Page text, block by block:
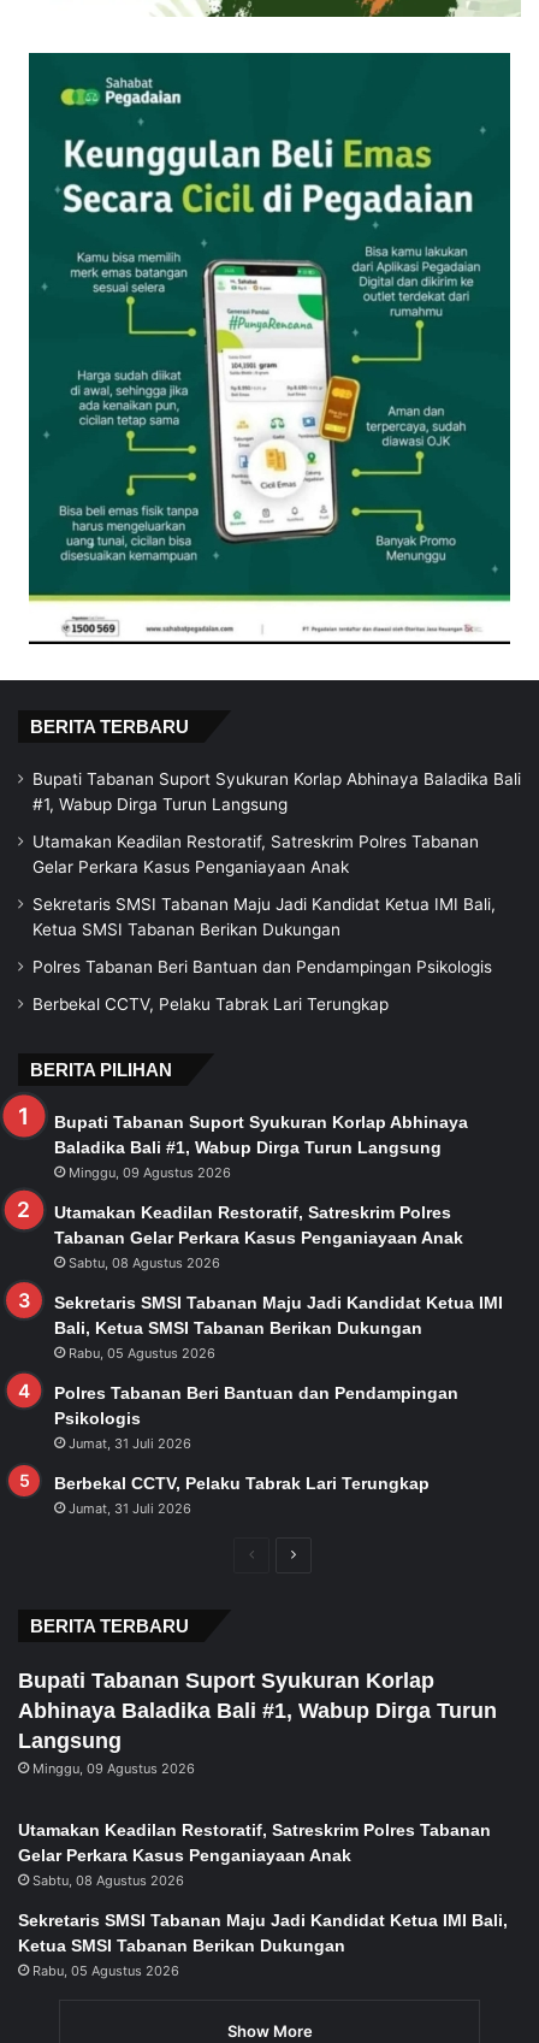
BERITA TERBARU
Bupati Tabanan Suport Syukuran Korlap Abhinaya Baladika Bali
#1, Wabup Dirga Turun Langsung
Utamakan Keadilan Restoratif, Satreskrim Polres Tabanan
Gelar Perkara Kasus Penganiayaan Anak
Sekretaris SMSI Tabanan Maju Jadi Kandidat Ketua IMI Bali,
Ketua SMSI Tabanan Berikan Dukungan
Polres Tabanan Beri Bantuan dan Pendampingan Psikologis
Berbekal CCTV, Pelaku Tabrak Lari Terungkap
BERITA PILIHAN
Bupati Tabanan Suport Syukuran Korlap Abhinaya
Baladika Bali #1, Wabup Dirga Turun Langsung
Minggu, 09 Agustus 2026
Utamakan Keadilan Restoratif, Satreskrim Polres
Tabanan Gelar Perkara Kasus Penganiayaan Anak
Sabtu, 08 Agustus 2026
Sekretaris SMSI Tabanan Maju Jadi Kandidat Ketua IMI
Bali, Ketua SMSI Tabanan Berikan Dukungan
Rabu, 05 Agustus 2026
Polres Tabanan Beri Bantuan dan Pendampingan
Psikologis
Jumat, 31 Juli 2026
Berbekal CCTV, Pelaku Tabrak Lari Terungkap
Jumat, 31 Juli 2026
PreviousNext
BERITA TERBARU
Bupati Tabanan Suport Syukuran Korlap
Abhinaya Baladika Bali #1, Wabup Dirga Turun
Langsung
Minggu, 09 Agustus 2026
Utamakan Keadilan Restoratif, Satreskrim Polres Tabanan
Gelar Perkara Kasus Penganiayaan Anak
Sabtu, 08 Agustus 2026
Sekretaris SMSI Tabanan Maju Jadi Kandidat Ketua IMI Bali,
Ketua SMSI Tabanan Berikan Dukungan
Rabu, 05 Agustus 2026
Show More